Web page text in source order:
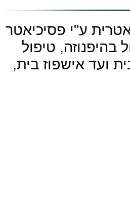
ע"י פסיכיאטר
בהיפנוזה, טיפול
ועד אישפוז בית,